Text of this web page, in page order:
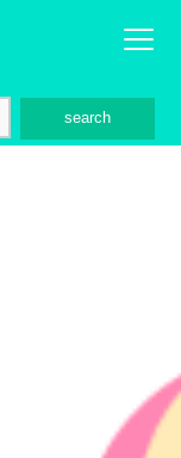
search